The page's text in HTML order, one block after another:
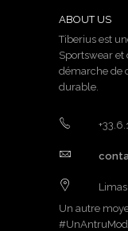
ABOUT US
Tiberius est
Sportswear et
démarche de
durable.
Un autre